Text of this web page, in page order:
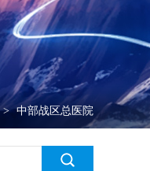
> 中部战区总医院